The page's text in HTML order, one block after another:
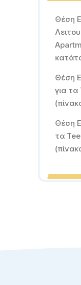
Θέση
Θέση
για
Θέση
τα